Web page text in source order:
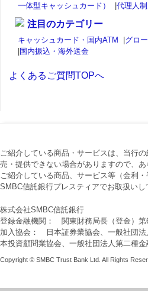
一体型キャッシュカード）
代理人
注目のカテゴリー
キャッシュカード・国内ATM グロ
国内振込・海外送金
よくあるご質問TOPへ
ご紹介している商品・サービスは、当行
売・提供できない場合がありますので、あ
ご紹介している商品、サービス等（金利
SMBC信託銀行プレスティアでお取扱いし
株式会社SMBC信託銀行
登録金融機関： 関東財務局長（登金）第
加入協会： 日本証券業協会、一般社団法
本投資顧問業協会、一般社団法人第二種
Copyright © SMBC Trust Bank Ltd. All Rights